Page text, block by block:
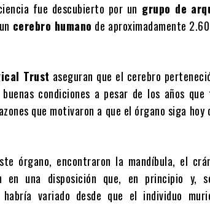
fue descubierto por un grupo de
cerebro humano de aproximadamente
Trust aseguran que el cerebro
condiciones a pesar de los años
que motivaron a que el órgano siga hoy
órgano, encontraron la mandíbula, el
en una disposición que, en principio y,
variado desde que el individuo